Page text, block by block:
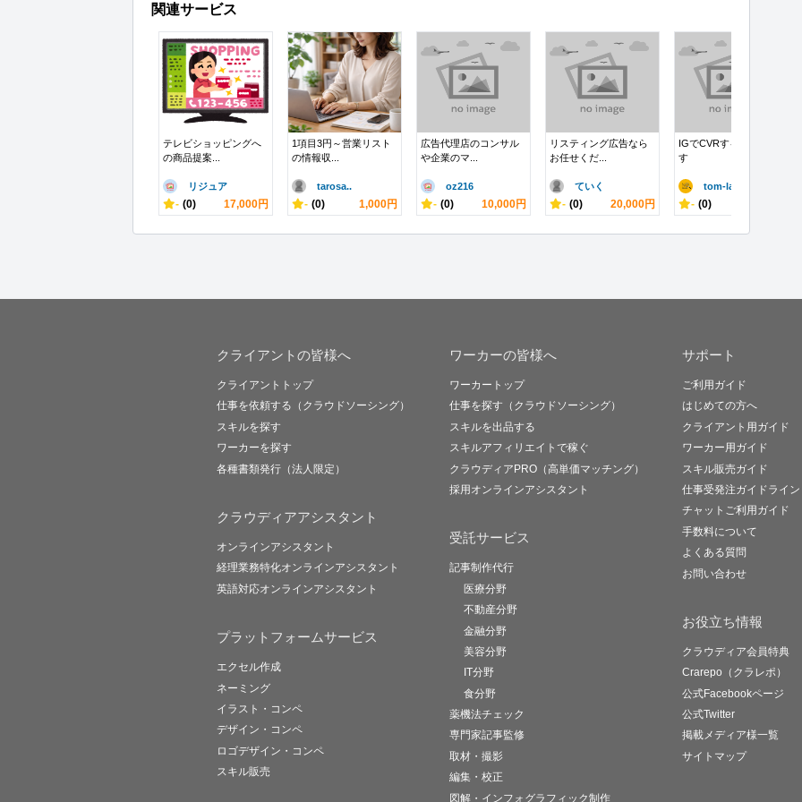
関連サービス
テレビショッピングへ
の商品提案...
リジュア
- (0) 17,000円
1項目3円～営業リスト
の情報収...
tarosa..
- (0) 1,000円
広告代理店のコンサル
や企業のマ...
oz216
- (0) 10,000円
リスティング広告なら
お任せくだ...
ていく
- (0) 20,000円
IGでCVRするコツ。ま
す
tom-la..
- (0)
クライアントの皆様へ
クライアントトップ
仕事を依頼する（クラウドソーシング）
スキルを探す
ワーカーを探す
各種書類発行（法人限定）
クラウディアアシスタント
オンラインアシスタント
経理業務特化オンラインアシスタント
英語対応オンラインアシスタント
プラットフォームサービス
エクセル作成
ネーミング
イラスト・コンペ
デザイン・コンペ
ロゴデザイン・コンペ
スキル販売
ワーカーの皆様へ
ワーカートップ
仕事を探す（クラウドソーシング）
スキルを出品する
スキルアフィリエイトで稼ぐ
クラウディアPRO（高単価マッチング）
採用オンラインアシスタント
受託サービス
記事制作代行
医療分野
不動産分野
金融分野
美容分野
IT分野
食分野
薬機法チェック
専門家記事監修
取材・撮影
編集・校正
図解・インフォグラフィック制作
サポート
ご利用ガイド
はじめての方へ
クライアント用ガイド
ワーカー用ガイド
スキル販売ガイド
仕事受発注ガイドライン
チャットご利用ガイド
手数料について
よくある質問
お問い合わせ
お役立ち情報
クラウディア会員特典
Crarepo（クラレポ）
公式Facebookページ
公式Twitter
掲載メディア様一覧
サイトマップ